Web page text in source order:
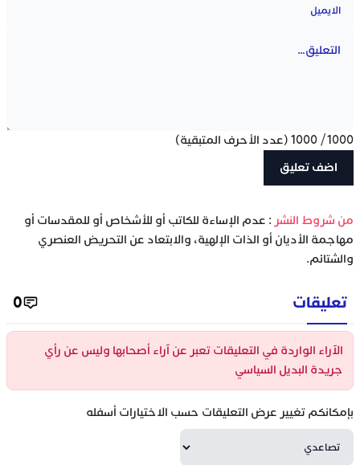
1000
/
1000 (عدد الأحرف المتبقية)
‫من شروط النشر : عدم الإساءة للكاتب أو للأشخاص أو للمقدسات أو
مهاجمة الأديان أو الذات الإلهية، والابتعاد عن التحريض العنصري
والشتائم.
تعليقات 0
الآراء الواردة في التعليقات تعبر عن آراء أصحابها وليس عن رأي
جريدة البديل السياسي
بإمكانكم تغيير عرض التعليقات حسب الاختيارات أسفله